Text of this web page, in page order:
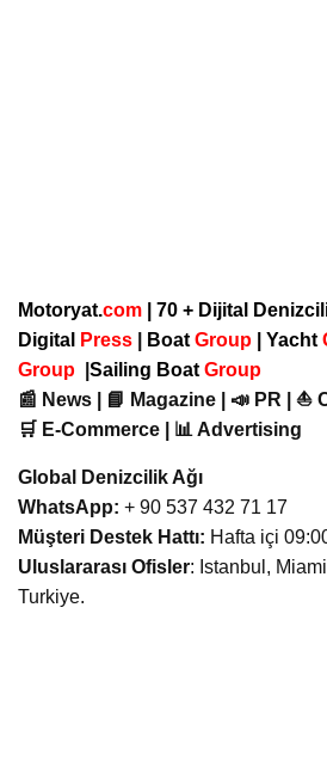
Motoryat.com | 70 + Dijital
Digital
Press Boat Group Yacht
Group
Sailing Boat Group
📰 News | 📘 Magazine | 📣 PR |
🛒 E-Commerce | 📊 Advertising
Global Denizcilik Ağı
WhatsApp: + 90 537 432 71 17
Müşteri Destek Hattı: Hafta içi
Uluslararası Ofisler: Istanbul,
Turkiye.